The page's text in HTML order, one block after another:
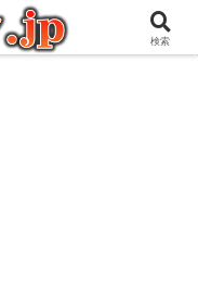
快な日々を綴るブログ
検索